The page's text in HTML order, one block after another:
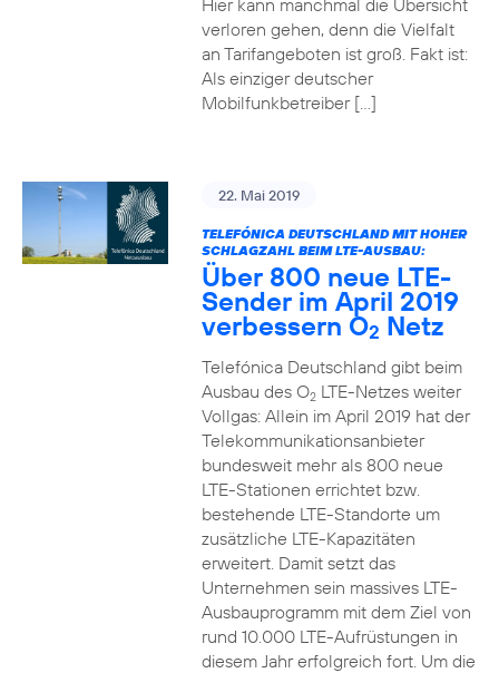
Hier kann manchmal die Übersicht
verloren gehen, denn die Vielfalt
an Tarifangeboten ist groß. Fakt ist:
Als einziger deutscher
Mobilfunkbetreiber […]
22. Mai 2019
TELEFÓNICA DEUTSCHLAND MIT HOHER
SCHLAGZAHL BEIM LTE-AUSBAU:
Über 800 neue LTE-
Sender im April 2019
verbessern O2 Netz
Telefónica Deutschland gibt beim
Ausbau des O2LTE-Netzes weiter
Vollgas: Allein im April 2019 hat der
Telekommunikationsanbieter
bundesweit mehr als 800 neue
LTE-Stationen errichtet bzw.
bestehende LTE-Standorte um
zusätzliche LTE-Kapazitäten
erweitert. Damit setzt das
Unternehmen sein massives LTE-
Ausbauprogramm mit dem Ziel von
rund 10.000 LTE-Aufrüstungen in
diesem Jahr erfolgreich fort. Um die